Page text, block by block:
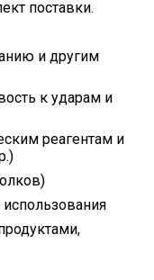
поставки.
и другим
к ударам и
реагентам и